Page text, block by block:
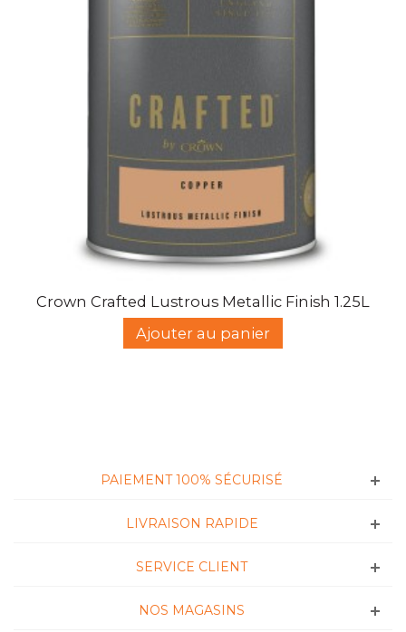
Crown Crafted Lustrous Metallic Finish 1.25L
Ajouter au panier
PAIEMENT 100% SÉCURISÉ
LIVRAISON RAPIDE
SERVICE CLIENT
NOS MAGASINS